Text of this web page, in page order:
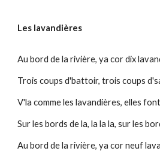
Les lavandières
Au bord de la rivière, ya cor dix
Trois coups d'battoir, trois coups
V'la comme les lavandières, elles
Sur les bords de la, la la la, sur les
Au bord de la rivière, ya cor neuf